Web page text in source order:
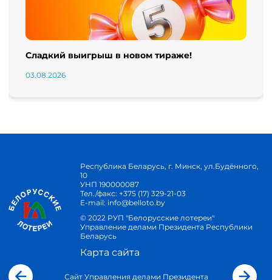
Сладкий выигрыш в новом тираже!
03.08.2026
Республика Беларусь, г. Минск, ул.Будённого,
10
УНП 190000087
Тел./факс: +375 (17) 329-21-03
E-mail: info@belloto.by
© 2022 РУП "Белорусские лотереи"
Управление делами Президента Республики
Беларусь
Карта сайта
Сайт Управления делами Президента